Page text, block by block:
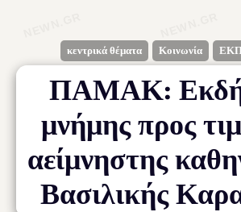
κεντρικά θέματα Κοινωνία
ΠΑΜΑΚ:
μνήμης προς
αείμνηστης
Βασιλικής